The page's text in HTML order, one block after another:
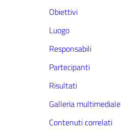
Obiettivi
Luogo
Responsabili
Partecipanti
Risultati
Galleria multimediale
Contenuti correlati